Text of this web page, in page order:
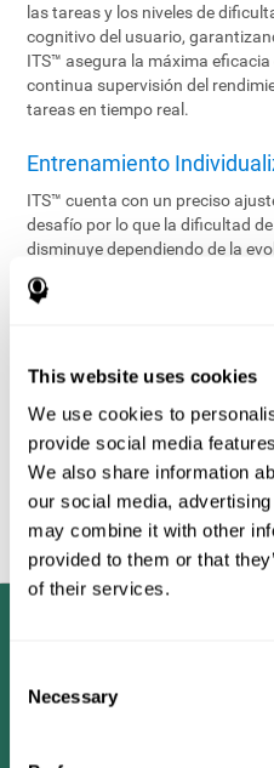
This website uses cookies
We use cookies to
provide social media
We also share information
our social media,
may combine it with other
provided to them or that
of their services.
Selection
Necessary
las tareas y los niveles de
cognitivo del usuario,
ITS™ asegura la máxima
continua supervisión del
tareas en tiempo real.
Entrenamiento
ITS™ cuenta con un preciso
desafío por lo que la dificultad
disminuye dependiendo de la
usuario.
Uno de los factores utilizados
demográficamente similares,
evaluación es la inmensa base
la información obtenida de
conjunto de información es
de ejercicio cerebral de
los datos estadísticos que
generar una retroalimentación